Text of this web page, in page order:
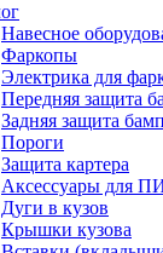
Навесное
Фаркопы
Электрика для
Передняя защита
Задняя защита
Пороги
Защита картера
Аксессуары для
Дуги в кузов
Крышки кузова